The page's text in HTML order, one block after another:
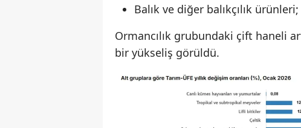
Balık ve diğer balıkçılık
Ormancılık grubundaki çift haneli
bir yükseliş görüldü.